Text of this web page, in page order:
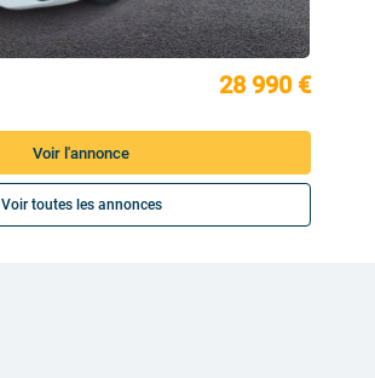
28 990 €
Voir l'annonce
Voir toutes les annonces